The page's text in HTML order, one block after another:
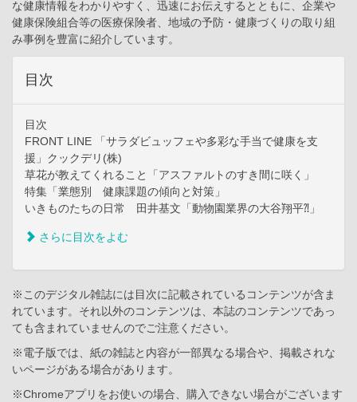
な健康情報をわかりやすく、迅速にお伝えするとともに、企業や
健康保険組合等の医療保険者、地域の予防・健康づくりの取り組
み事例を豊富に紹介しています。
目次
目次
FRONT LINE 「サラダビュッフェや多彩な手当で健康を支
援」クックデリ(株)
草花が教えてくれること「アスファルトのすき間に咲く」
特集「業態別 健康課題の傾向と対策」
いきものたちの日常 田井基文「動物園業界の大谷翔平⁈」
さらに目次をよむ
※このデジタル雑誌には目次に記載されているコンテンツが含ま
れています。それ以外のコンテンツは、本誌のコンテンツであっ
ても含まれていませんのでご注意ください。
※電子版では、紙の雑誌と内容が一部異なる場合や、掲載されな
いページがある場合があります。
※Chromeアプリをお使いの場合、購入できない場合がございます